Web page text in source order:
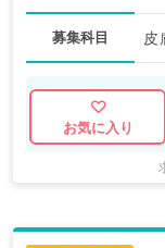
募集科目 皮
お気に入り